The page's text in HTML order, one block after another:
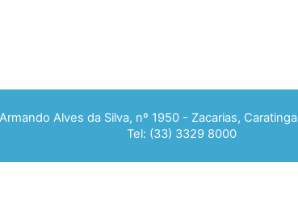
Alves da Silva, nº 1950 - Zacarias,
Tel: (33) 3329 8000